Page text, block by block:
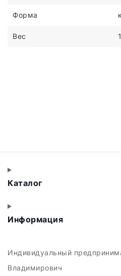
Форма
Вес
Каталог
Информация
Индивидуальный
Владимирович